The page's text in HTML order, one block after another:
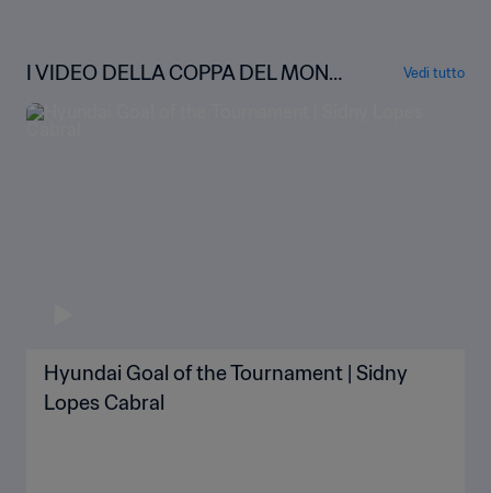
I VIDEO DELLA COPPA DEL MOND
O
Vedi tutto
Hyundai Goal of the Tournament | Sidny
Lopes Cabral